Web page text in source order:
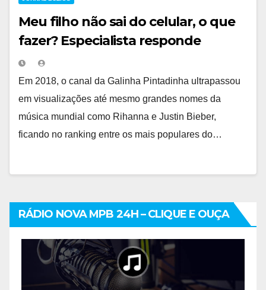
Meu filho não sai do celular, o que
fazer? Especialista responde
Em 2018, o canal da Galinha Pintadinha ultrapassou
em visualizações até mesmo grandes nomes da
música mundial como Rihanna e Justin Bieber,
ficando no ranking entre os mais populares do…
RÁDIO NOVA MPB 24H – CLIQUE E OUÇA